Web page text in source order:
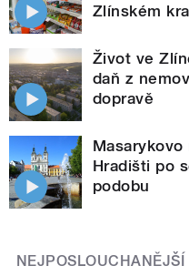
Zlínském
Život ve
daň z
dopravě
Hradišti po
podobu
NEJPOSLOUCHANĚJŠÍ